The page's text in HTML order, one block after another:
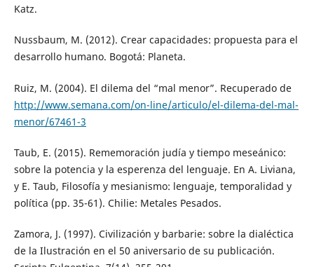
Katz.
Nussbaum, M. (2012). Crear capacidades: propuesta para el
desarrollo humano. Bogotá: Planeta.
Ruiz, M. (2004). El dilema del “mal menor”. Recuperado de
http://www.semana.com/on-line/articulo/el-dilema-del-mal-
menor/67461-3
Taub, E. (2015). Rememoración judía y tiempo meseánico:
sobre la potencia y la esperenza del lenguaje. En A. Liviana,
y E. Taub, Filosofía y mesianismo: lenguaje, temporalidad y
política (pp. 35-61). Chilie: Metales Pesados.
Zamora, J. (1997). Civilización y barbarie: sobre la dialéctica
de la Ilustración en el 50 aniversario de su publicación.